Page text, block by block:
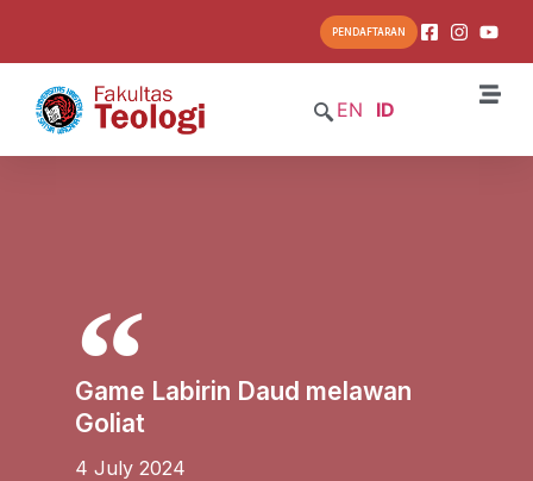
PENDAFTARAN
EN ID
Game Labirin Daud melawan
Goliat
4 July 2024